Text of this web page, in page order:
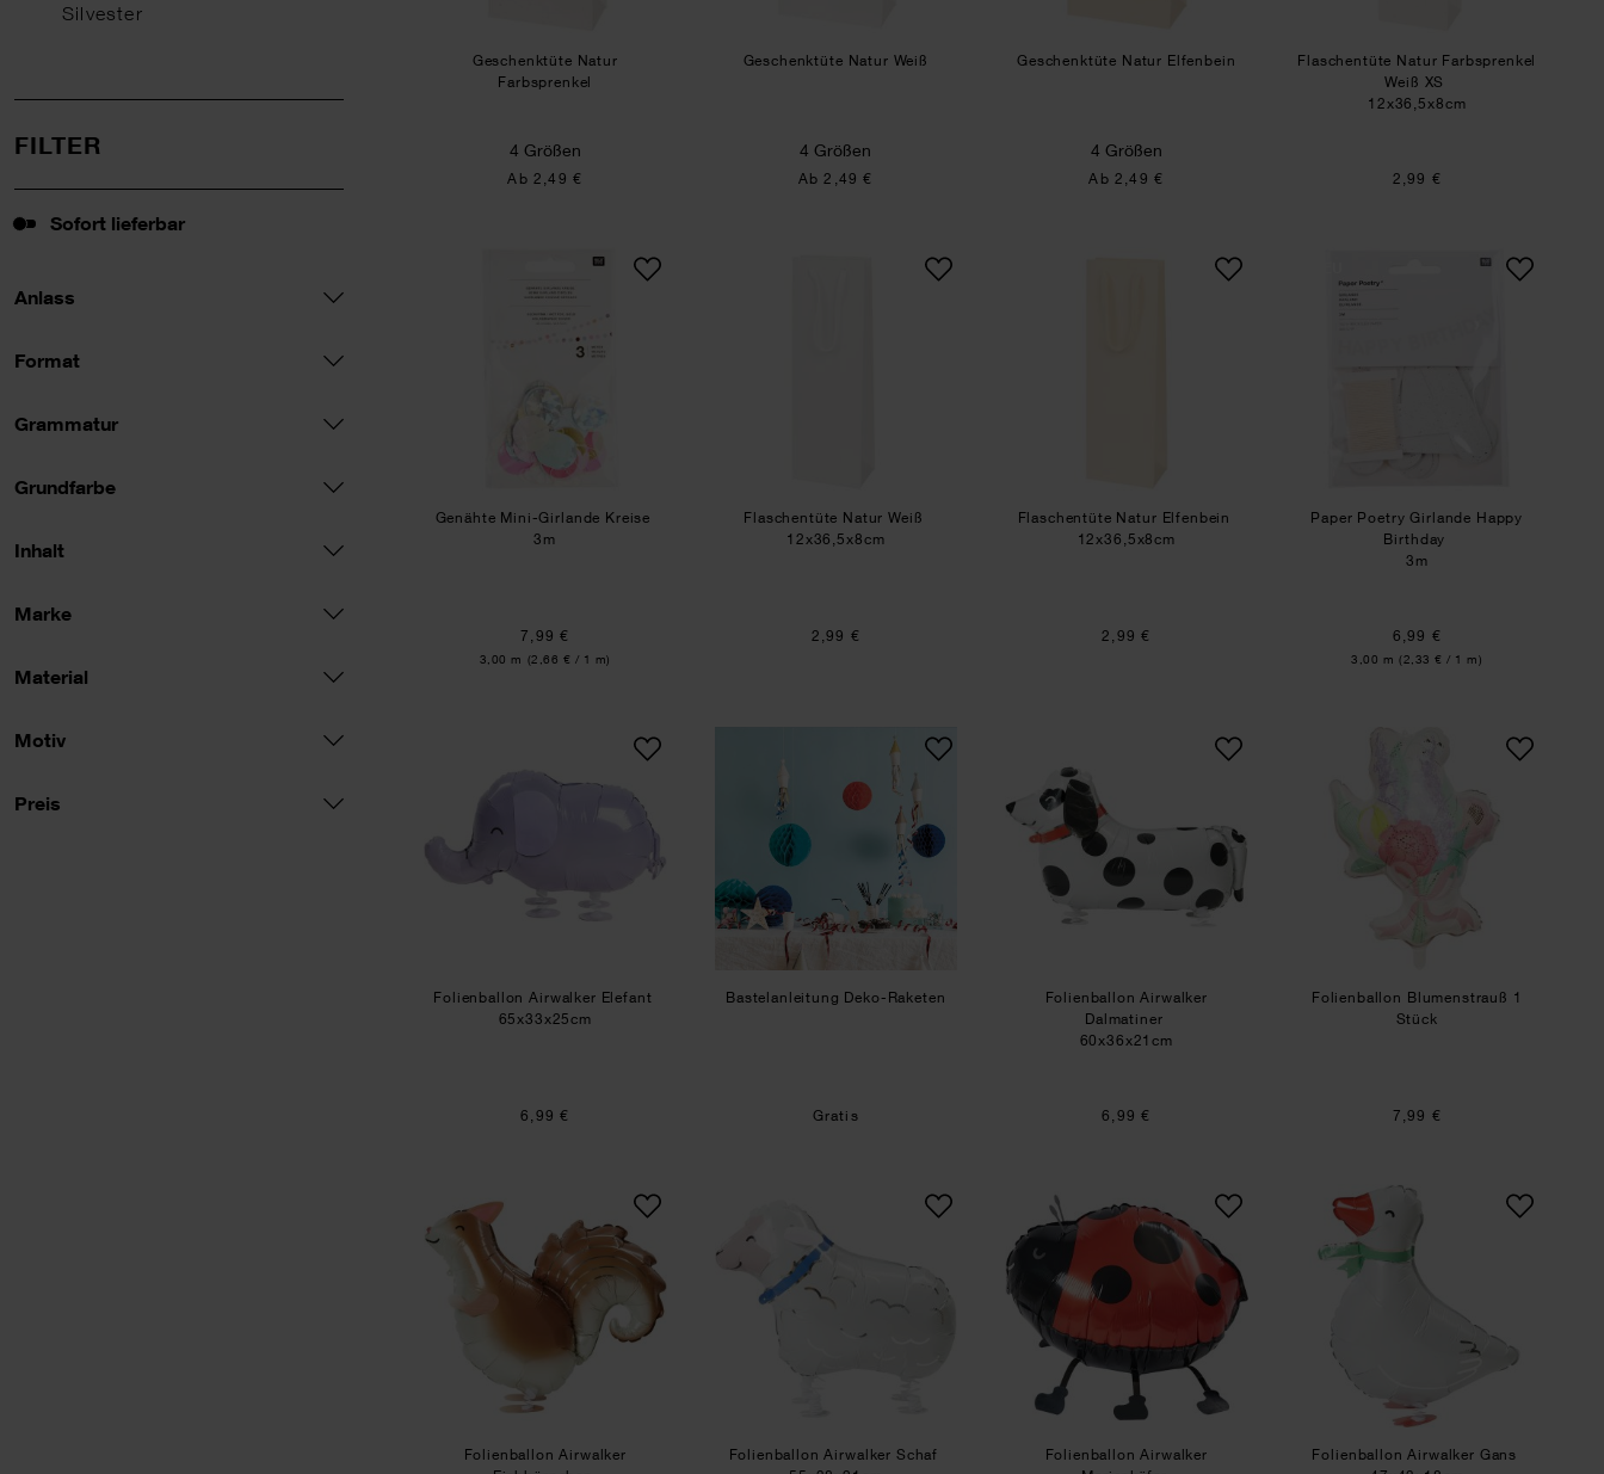
Silvester
FILTER
Sofort lieferbar
Sofort lieferbar
Anlass
Format
Grammatur
Grundfarbe
Inhalt
Marke
Material
Motiv
Preis
Preis
Geschenktüte Natur
Farbsprenkel
4 Größen
Ab 2,49 €
Geschenktüte Natur Weiß
4 Größen
Ab 2,49 €
Geschenktüte Natur Elfenbein
4 Größen
Ab 2,49 €
Flaschentüte Natur Farbsprenkel
Weiß XS
12x36,5x8cm
2,99 €
Genähte Mini-Girlande Kreise
3m
7,99 €
Inhalt:
3,00 m (2,66 € / 1 m)
Flaschentüte Natur Weiß
12x36,5x8cm
2,99 €
Flaschentüte Natur Elfenbein
12x36,5x8cm
2,99 €
Paper Poetry Girlande Happy
Birthday
3m
6,99 €
Inhalt:
3,00 m (2,33 € / 1 m)
Folienballon Airwalker Elefant
65x33x25cm
6,99 €
Bastelanleitung Deko-Raketen
Gratis
Folienballon Airwalker
Dalmatiner
60x36x21cm
6,99 €
Folienballon Blumenstrauß 1
Stück
7,99 €
Folienballon Airwalker
Folienballon Airwalker Schaf
Folienballon Airwalker Marienkäfer
Folienballon Airwalker
Folienballon Airwalker Gans